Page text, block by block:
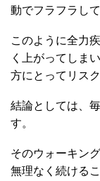
動でフラフラし
このように全力
く上がってしま
方にとってリス
結論としては、
す。
そのウォーキン
無理なく続ける